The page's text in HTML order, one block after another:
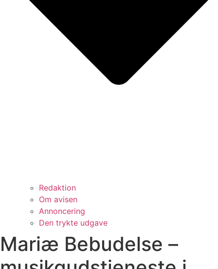
Redaktion
Om avisen
Annoncering
Den trykte udgave
Mariæ Bebudelse –